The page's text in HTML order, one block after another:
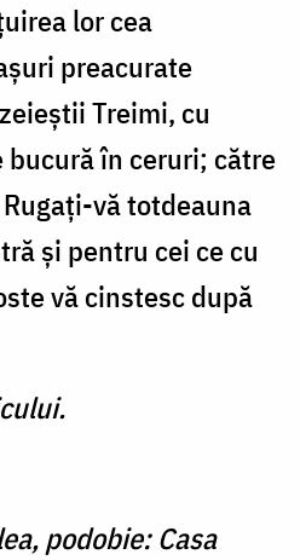
lor cea
preacurate
Treimi, cu
bucură în ceruri; către
vă totdeauna
și pentru cei ce cu
vă cinstesc după
podobie: Casa